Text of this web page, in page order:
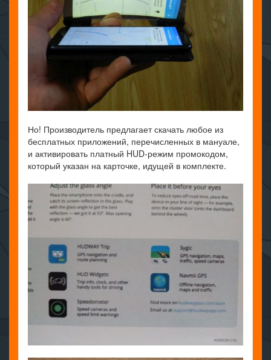
Но! Производитель предлагает скачать любое из
бесплатных приложений, перечисленных в мануале,
и активировать платный HUD-режим промокодом,
который указан на карточке, идущей в комплекте.